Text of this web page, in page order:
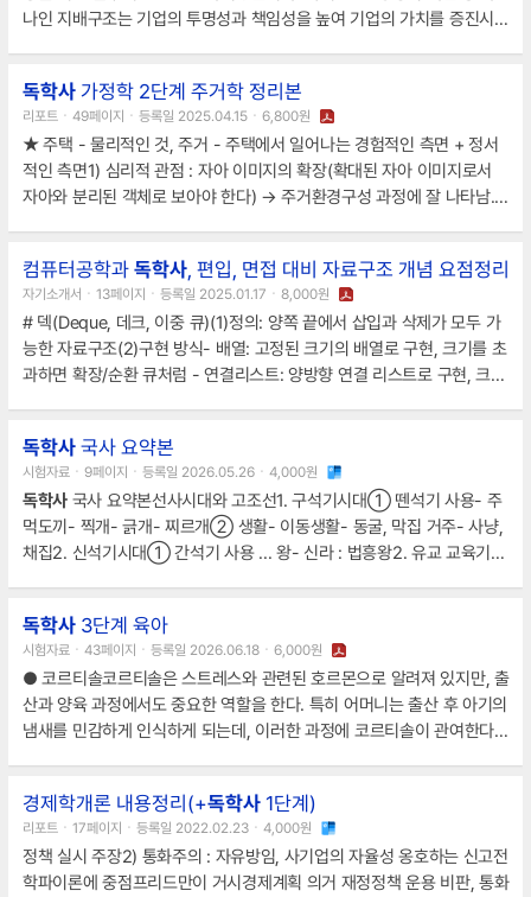
나인 지배구조는 기업의 투명성과 책임성을 높여 기업의 가치를 증진시키
독학사 가정학 2단계 주거학 정리본
리포트ㆍ49페이지ㆍ등록일 2025.04.15ㆍ6,800원
★ 주택 - 물리적인 것, 주거 - 주택에서 일어나는 경험적인 측면 + 정서
적인 측면1) 심리적 관점 : 자아 이미지의 확장(확대된 자아 이미지로서
자아와 분리된 객체로 보아야 한다) → 주거환경구성 과정에 잘 나타남.
컴퓨터공학과 독학사, 편입, 면접 대비 자료구조 개념 요점정리
자기소개서ㆍ13페이지ㆍ등록일 2025.01.17ㆍ8,000원
# 덱(Deque, 데크, 이중 큐)(1)정의: 양쪽 끝에서 삽입과 삭제가 모두 가
능한 자료구조(2)구현 방식- 배열: 고정된 크기의 배열로 구현, 크기를 초
과하면 확장/순환 큐처럼 - 연결리스트: 양방향 연결 리스트로 구현, 크기
독학사 국사 요약본
시험자료ㆍ9페이지ㆍ등록일 2026.05.26ㆍ4,000원
독학사 국사 요약본선사시대와 고조선1. 구석기시대① 뗀석기 사용- 주
먹도끼- 찍개- 긁개- 찌르개② 생활- 이동생활- 동굴, 막집 거주- 사냥,
채집2. 신석기시대① 간석기 사용 ... 왕- 신라 : 법흥왕2. 유교 교육기관
용총 ... ① 중서문하성② 상서성③ 중추원④ 어사대⑤ 삼사5. 지방
제도① 5도 양계② 향,부곡,소 존재고려의 대외관계1. 거란 침입① 서
희 담판 → 강동6주 획득② 강감찬 귀주대첩2. 여진
독학사 3단계 육아
시험자료ㆍ43페이지ㆍ등록일 2026.06.18ㆍ6,000원
● 코르티솔코르티솔은 스트레스와 관련된 호르몬으로 알려져 있지만, 출
산과 양육 과정에서도 중요한 역할을 한다. 특히 어머니는 출산 후 아기의
냄새를 민감하게 인식하게 되는데, 이러한 과정에 코르티솔이 관여한다.
경제학개론 내용정리(+독학사 1단계)
리포트ㆍ17페이지ㆍ등록일 2022.02.23ㆍ4,000원
정책 실시 주장2) 통화주의 : 자유방임, 사기업의 자율성 옹호하는 신고전
학파이론에 중점프리드만이 거시경제계획 의거 재정정책 운용 비판, 통화